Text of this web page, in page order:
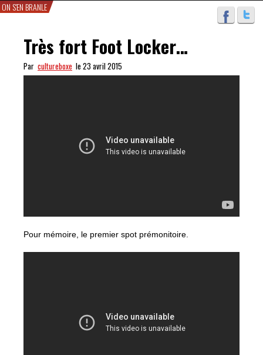
ON S'EN BRANLE
Très fort Foot Locker…
Par cultureboxe le 23 avril 2015
Pour mémoire, le premier spot prémonitoire.